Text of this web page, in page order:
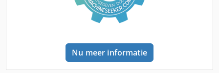
Nu meer informatie